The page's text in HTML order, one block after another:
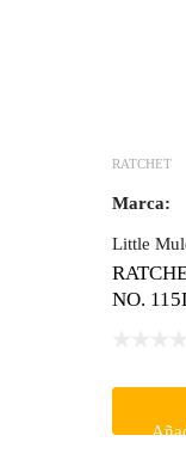
RATCHET
Marca:
Little
NO.